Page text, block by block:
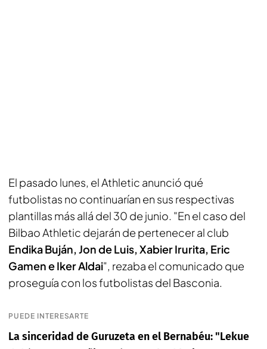
El pasado lunes, el Athletic anunció qué
futbolistas no continuarían en sus respectivas
plantillas más allá del 30 de junio. "En el caso del
Bilbao Athletic dejarán de pertenecer al club
Endika Buján, Jon de Luis, Xabier Irurita, Eric
Gamen e Iker Aldai", rezaba el comunicado que
proseguía con los futbolistas del Basconia.
PUEDE INTERESARTE
La sinceridad de Guruzeta en el Bernabéu: "Lekue